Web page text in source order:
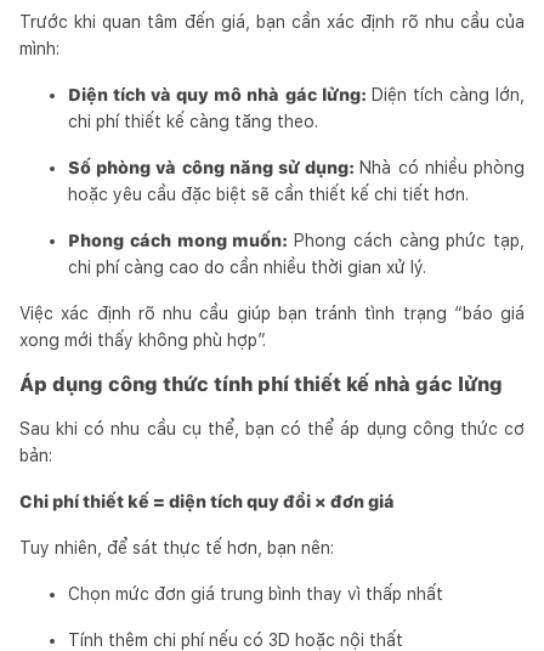
Trước khi quan tâm đến giá, bạn cần xác định rõ nhu cầu của
mình:
Diện tích và quy mô nhà gác lửng: Diện tích càng lớn,
chi phí thiết kế càng tăng theo.
Số phòng và công năng sử dụng: Nhà có nhiều phòng
hoặc yêu cầu đặc biệt sẽ cần thiết kế chi tiết hơn.
Phong cách mong muốn: Phong cách càng phức tạp,
chi phí càng cao do cần nhiều thời gian xử lý.
Việc xác định rõ nhu cầu giúp bạn tránh tình trạng “báo giá
xong mới thấy không phù hợp”.
Áp dụng công thức tính phí thiết kế nhà gác lửng
Sau khi có nhu cầu cụ thể, bạn có thể áp dụng công thức cơ
bản:
Chi phí thiết kế = diện tích quy đổi × đơn giá
Tuy nhiên, để sát thực tế hơn, bạn nên:
Chọn mức đơn giá trung bình thay vì thấp nhất
Tính thêm chi phí nếu có 3D hoặc nội thất